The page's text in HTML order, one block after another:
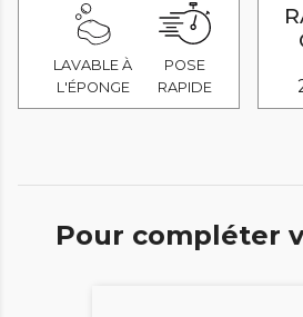
LAVABLE À
L'ÉPONGE
POSE
RAPIDE
Pour compléter